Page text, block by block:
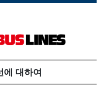
에 대하여